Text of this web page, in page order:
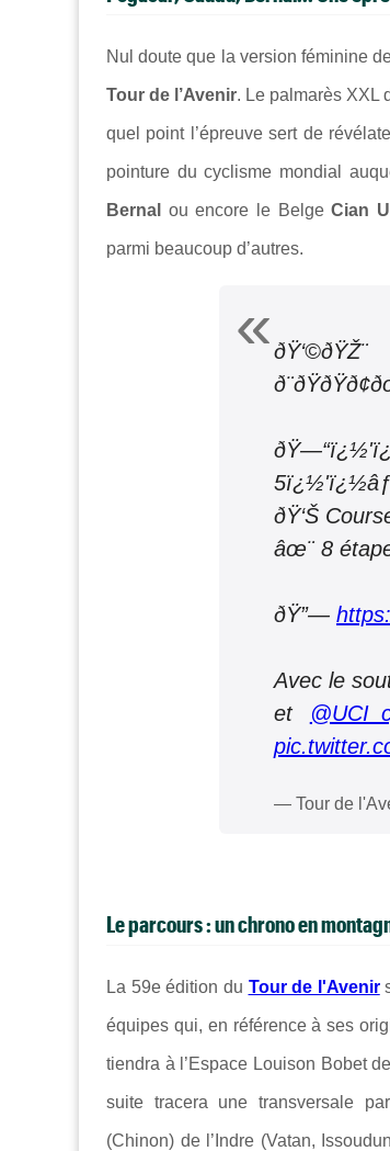
Nul doute que la version féminine
Tour de l’Avenir. Le palmarès XXL
quel point l’épreuve sert de
pointure du cyclisme mondial
Bernal ou encore le BelgeCian
parmi beaucoup d’autres.
ðŸ‘©‍ðŸŽ¨
ðŸ‘Š
âœ¨ 8
ðŸ”—
Avec le
et
— Tour de
Le parcours : un chrono en
La 59e édition du Tour de l'Avenir
équipes qui, en référence à ses
tiendra à l’Espace Louison Bobet
suite tracera une transversale
(Chinon) de l’Indre (Vatan,